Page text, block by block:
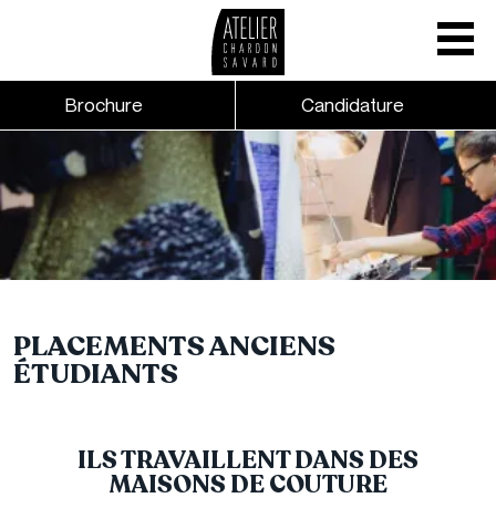
Skip to main content
Brochure Candidature
PLACEMENTS ANCIENS
ÉTUDIANTS
ILS TRAVAILLENT DANS DES
MAISONS DE COUTURE